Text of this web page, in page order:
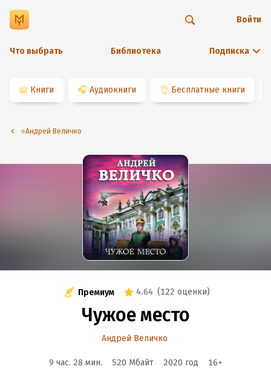
Что выбрать Библиотека Подписка
Войти
📖 Книги 🎧 Аудиокниги 👌 Бесплатные книги
⭐️Андрей Величко
Премиум 4.64 (122 оценки)
Чужое место
Андрей Величко
9 час. 28 мин. 520 Мбайт 2020 год 16+